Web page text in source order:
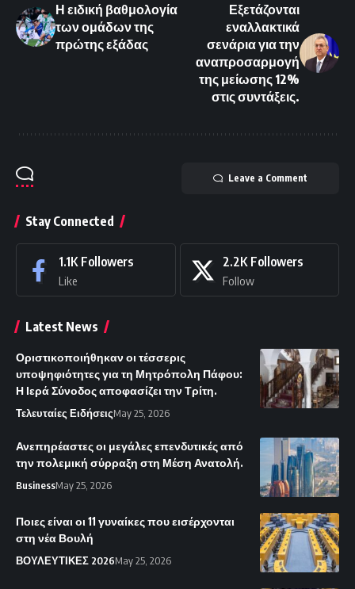
Η ειδική βαθμολογία
των ομάδων της
πρώτης εξάδας
Εξετάζονται
εναλλακτικά
σενάρια για την
αναπροσαρμογή
της μείωσης 12%
στις συντάξεις.
Leave a Comment
Stay Connected
1.1K Followers
Like
2.2K Followers
Follow
Latest News
Οριστικοποιήθηκαν οι τέσσερις
υποψηφιότητες για τη Μητρόπολη Πάφου:
Η Ιερά Σύνοδος αποφασίζει την Τρίτη.
Τελευταίες ΕιδήσειςMay 25, 2026
Ανεπηρέαστες οι μεγάλες επενδυτικές από
την πολεμική σύρραξη στη Μέση Ανατολή.
BusinessMay 25, 2026
Ποιες είναι οι 11 γυναίκες που εισέρχονται
στη νέα Βουλή
ΒΟΥΛΕΥΤΙΚΕΣ 2026May 25, 2026